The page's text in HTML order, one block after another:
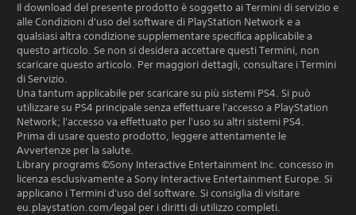
Il download del presente prodotto è soggetto ai Termini di servizio e
alle Condizioni d'uso del software di PlayStation Network e a
qualsiasi altra condizione supplementare specifica applicabile a
questo articolo. Se non si desidera accettare questi Termini, non
scaricare questo articolo. Per maggiori dettagli, consultare i Termini
di Servizio.
Una tantum applicabile per scaricare su più sistemi PS4. Si può
utilizzare su PS4 principale senza effettuare l'accesso a PlayStation
Network; l'accesso va effettuato per l'uso su altri sistemi PS4.
Prima di usare questo prodotto, leggere attentamente le
Avvertenze per la salute.
Library programs ©Sony Interactive Entertainment Inc. concesso in
licenza esclusivamente a Sony Interactive Entertainment Europe. Si
applicano i Termini d'uso del software. Si consiglia di visitare
eu.playstation.com/legal per i diritti di utilizzo completi.